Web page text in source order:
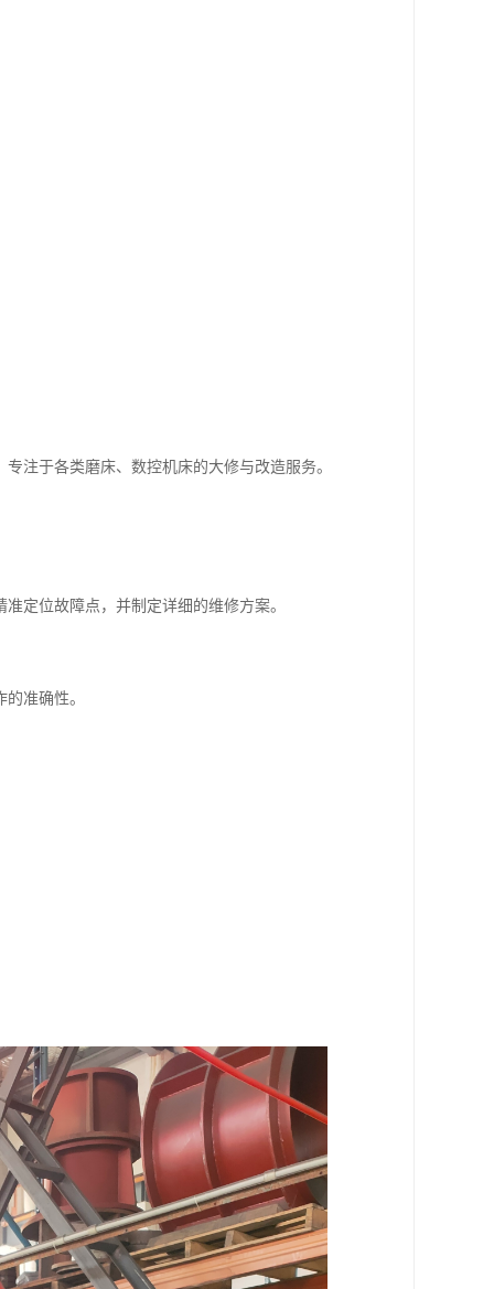
注于各类磨床、数控机床的大修与改造服务。
定位故障点，并制定详细的维修方案。
准确性。